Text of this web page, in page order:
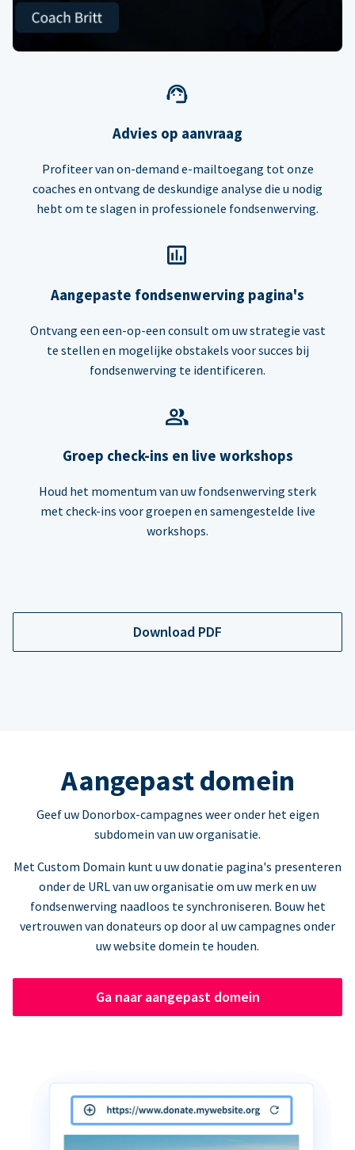
Advies op aanvraag
Profiteer van on-demand e-mailtoegang tot onze
coaches en ontvang de deskundige analyse die u nodig
hebt om te slagen in professionele fondsenwerving.
Aangepaste fondsenwerving pagina's
Ontvang een een-op-een consult om uw strategie vast
te stellen en mogelijke obstakels voor succes bij
fondsenwerving te identificeren.
Groep check-ins en live workshops
Houd het momentum van uw fondsenwerving sterk
met check-ins voor groepen en samengestelde live
workshops.
Download PDF
Aangepast domein
Geef uw Donorbox-campagnes weer onder het eigen
subdomein van uw organisatie.
Met Custom Domain kunt u uw donatie pagina's presenteren
onder de URL van uw organisatie om uw merk en uw
fondsenwerving naadloos te synchroniseren. Bouw het
vertrouwen van donateurs op door al uw campagnes onder
uw website domein te houden.
Ga naar aangepast domein